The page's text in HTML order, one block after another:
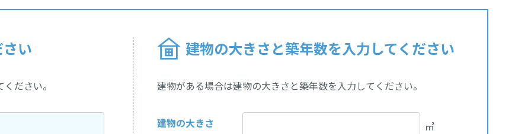
い
ださい。
建物の大きさと築年数を入力してください
建物がある場合は建物の大きさと築年数を入力してください。
建物の大きさ
㎡